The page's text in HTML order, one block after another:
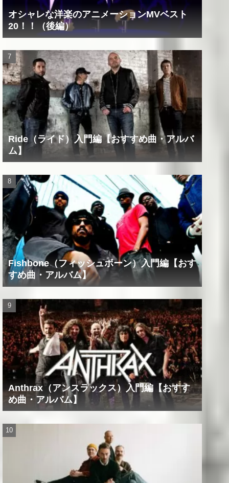
オシャレな洋楽のアニメーションMVベスト
20！！（後編）
Ride（ライド）入門編【おすすめ曲・アルバ
ム】
Fishbone（フィッシュボーン）入門編【おす
すめ曲・アルバム】
Anthrax（アンスラックス）入門編【おすす
め曲・アルバム】